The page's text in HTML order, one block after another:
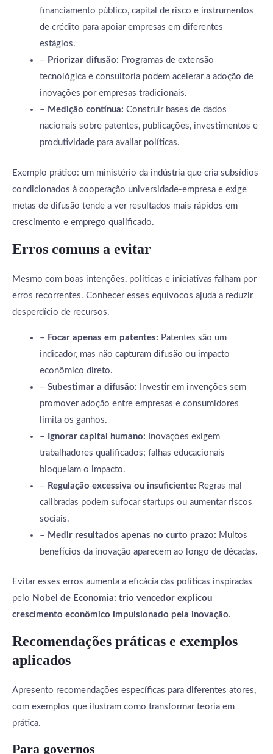
financiamento público, capital de risco e instrumentos
de crédito para apoiar empresas em diferentes
estágios.
– Priorizar difusão: Programas de extensão
tecnológica e consultoria podem acelerar a adoção de
inovações por empresas tradicionais.
– Medição contínua: Construir bases de dados
nacionais sobre patentes, publicações, investimentos e
produtividade para avaliar políticas.
Exemplo prático: um ministério da indústria que cria subsídios
condicionados à cooperação universidade-empresa e exige
metas de difusão tende a ver resultados mais rápidos em
crescimento e emprego qualificado.
Erros comuns a evitar
Mesmo com boas intenções, políticas e iniciativas falham por
erros recorrentes. Conhecer esses equívocos ajuda a reduzir
desperdício de recursos.
– Focar apenas em patentes: Patentes são um
indicador, mas não capturam difusão ou impacto
econômico direto.
– Subestimar a difusão: Investir em invenções sem
promover adoção entre empresas e consumidores
limita os ganhos.
– Ignorar capital humano: Inovações exigem
trabalhadores qualificados; falhas educacionais
bloqueiam o impacto.
– Regulação excessiva ou insuficiente: Regras mal
calibradas podem sufocar startups ou aumentar riscos
sociais.
– Medir resultados apenas no curto prazo: Muitos
benefícios da inovação aparecem ao longo de décadas.
Evitar esses erros aumenta a eficácia das políticas inspiradas
pelo Nobel de Economia: trio vencedor explicou
crescimento econômico impulsionado pela inovação.
Recomendações práticas e exemplos
aplicados
Apresento recomendações específicas para diferentes atores,
com exemplos que ilustram como transformar teoria em
prática.
Para governos